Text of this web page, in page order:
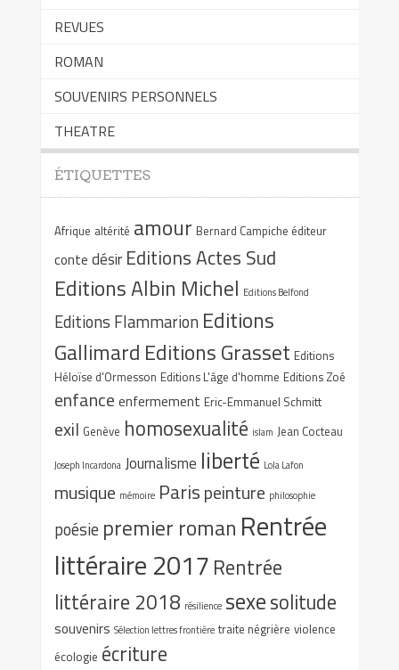
REVUES
ROMAN
SOUVENIRS PERSONNELS
THEATRE
ÉTIQUETTES
Afrique altérité amour Bernard Campiche éditeur
conte désir Editions Actes Sud
Editions Albin Michel Editions Belfond
Editions Flammarion Editions
Gallimard Editions Grasset Editions
Héloïse d'Ormesson Editions L'âge d'homme Editions Zoé
enfance enfermement Eric-Emmanuel Schmitt
exil Genève homosexualité islam Jean Cocteau
Joseph Incardona Journalisme liberté Lola Lafon
musique mémoire Parispeinture philosophie
poésie premier roman Rentrée
littéraire 2017 Rentrée
littéraire 2018 résilience sexesolitude
souvenirs Sélection lettres frontière traite négrière violence
écologie écriture